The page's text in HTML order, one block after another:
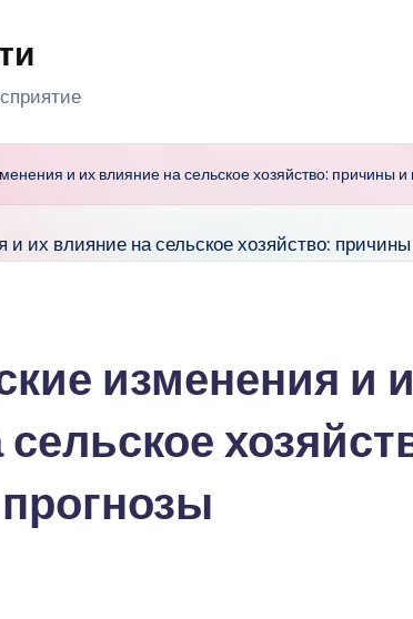
и их влияние на сельское хозяйство: причины и
изменения и